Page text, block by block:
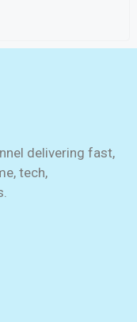
delivering fast,
tech,